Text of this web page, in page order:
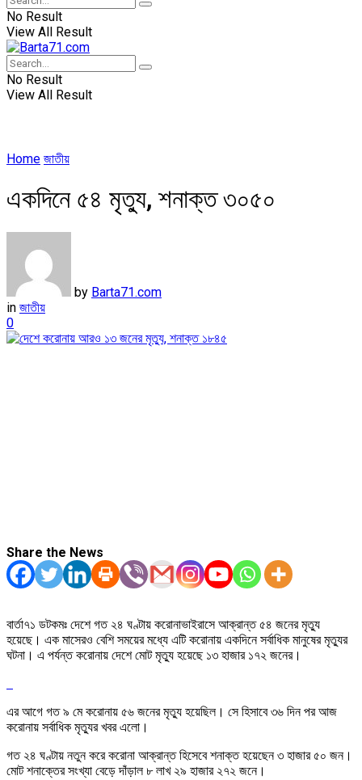
No Result
View All Result
No Result
View All Result
Home জাতীয়
একদিনে ৫৪ মৃত্যু, শনাক্ত ৩০৫০
by Barta71.com
in জাতীয়
0
Share the News
বার্তা৭১ ডটকমঃ দেশে গত ২৪ ঘণ্টায় করোনাভাইরাসে আক্রান্ত ৫৪ জনের মৃত্যু
হয়েছে। এক মাসেরও বেশি সময়ের মধ্যে এটি করোনায় একদিনে সর্বাধিক মানুষের মৃত্যুর
ঘটনা। এ পর্যন্ত করোনায় দেশে মোট মৃত্যু হয়েছে ১৩ হাজার ১৭২ জনের।
এর আগে গত ৯ মে করোনায় ৫৬ জনের মৃত্যু হয়েছিল। সে হিসাবে ৩৬ দিন পর আজ
করোনায় সর্বাধিক মৃত্যুর খবর এলো।
গত ২৪ ঘণ্টায় নতুন করে করোনা আক্রান্ত হিসেবে শনাক্ত হয়েছেন ৩ হাজার ৫০ জন।
মোট শনাক্তের সংখ্যা বেড়ে দাঁড়াল ৮ লাখ ২৯ হাজার ২৭২ জনে।